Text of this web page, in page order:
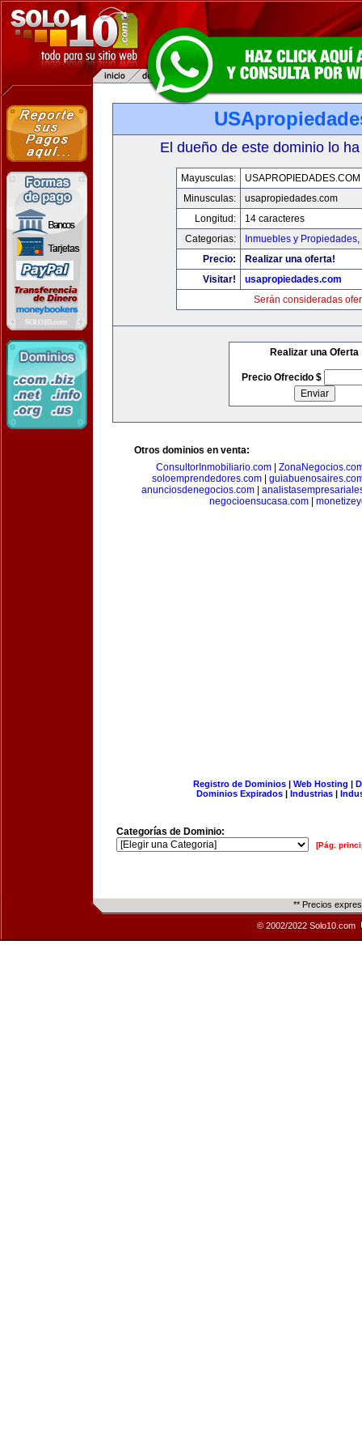
El dueño de este dominio lo
Mayusculas:
USAPROPIEDADES.COM
Minusculas:
usapropiedades.com
Longitud:
14 caracteres
Categorias:
Inmuebles y Propiedades,
Precio:
Realizar una oferta!
Visitar!
usapropiedades.com
Serán consideradas
Realizar una Oferta
Precio Ofrecido $
Otros dominios en venta:
ConsultorInmobiliario.com|
soloemprendedores.com|
anunciosdenegocios.com|
negocioensucasa.com|
Registro de Dominios| Web Hosting |
Dominios Expirados | Industrias |
Categorías de Dominio:
[Pág.
** Precios
© 2002/2022 Solo10.com